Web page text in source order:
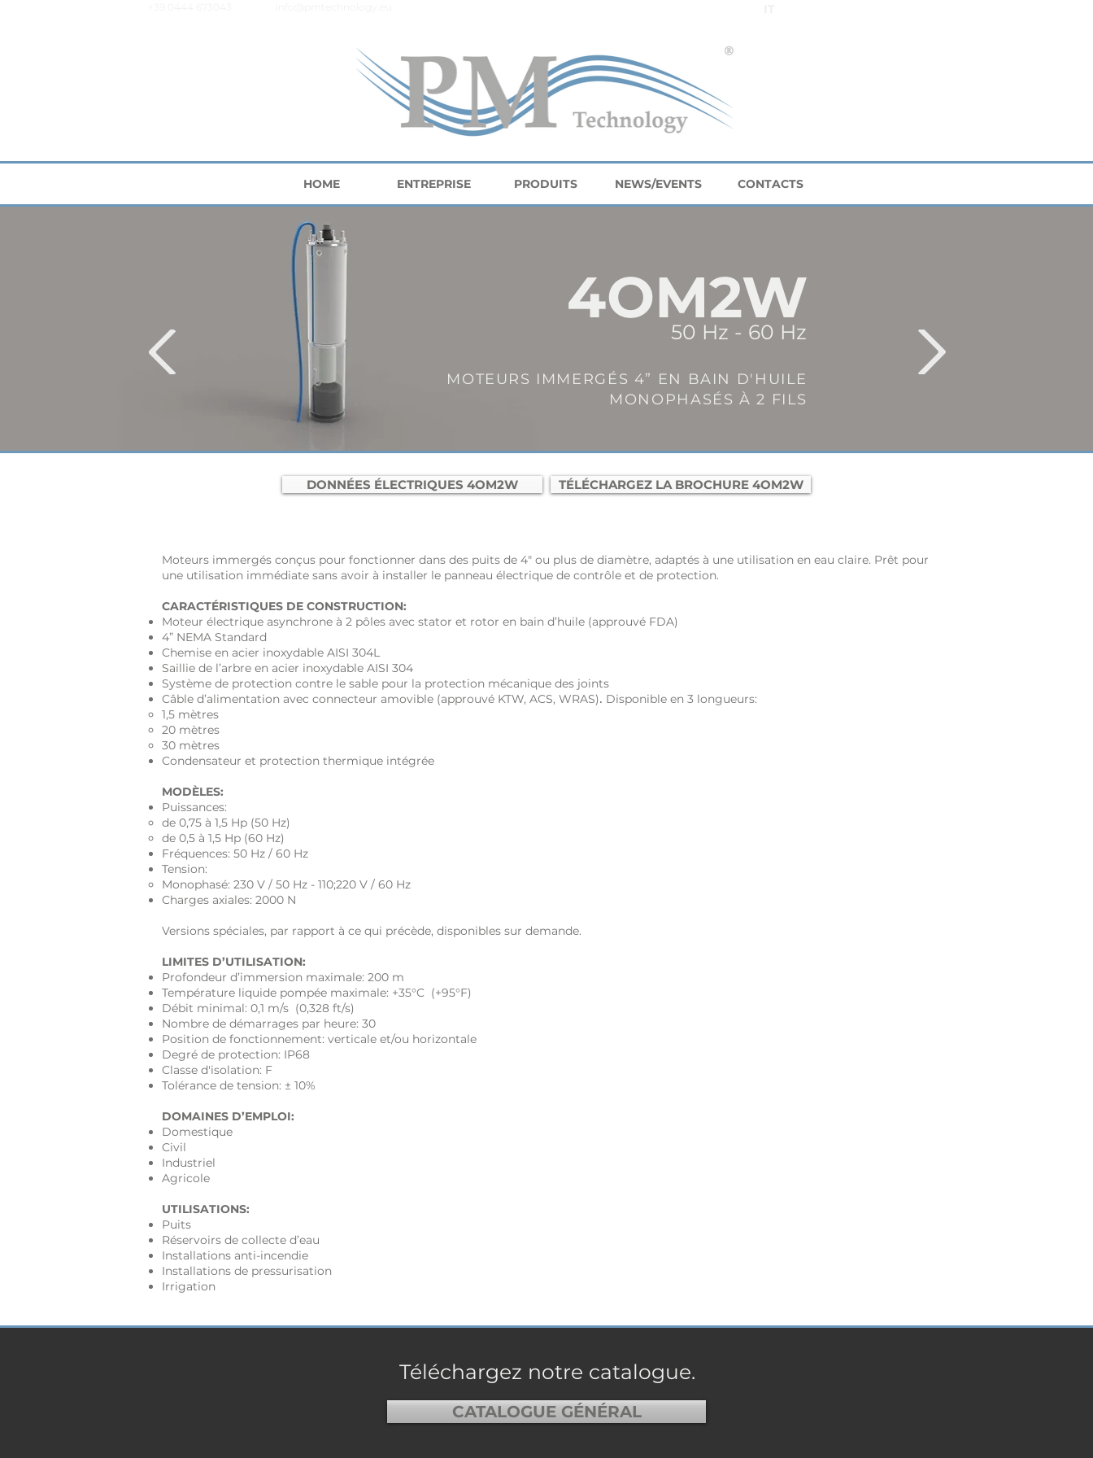
50 Hz - 60 Hz
4OM2W
MOTEURS IMMERGÉS 4” EN BAIN D'HUILE
MONOPHASÉS À 2 FILS
DONNÉES ÉLECTRIQUES 4OM2W TÉLÉCHARGEZ LA BROCHURE 4OM2W
Moteurs immergés conçus pour fonctionner dans des puits de 4" ou plus de diamètre, adaptés à une utilisation en eau claire. Prêt pour
une utilisation immédiate sans avoir à installer le panneau électrique de contrôle et de protection.
CARACTÉRISTIQUES DE CONSTRUCTION:
Moteur électrique asynchrone à 2 pôles avec stator et rotor en bain d’huile (approuvé FDA)
4” NEMA Standard
Chemise en acier inoxydable AISI 304L
Saillie de l’arbre en acier inoxydable AISI 304
Système de protection contre le sable pour la protection mécanique des joints
Câble d’alimentation avec connecteur amovible (approuvé KTW, ACS, WRAS). Disponible en 3 longueurs:​
​1,5 mètres
20 mètres
30 mètres
​Condensateur et protection thermique intégrée
MODÈLES:
Puissances:
de 0,75 à 1,5 Hp (50 Hz)
de 0,5 à 1,5 Hp (60 Hz)
Fréquences: 50 Hz / 60 Hz
Tension:
Monophasé: 230 V / 50 Hz - 110;220 V / 60 Hz
Charges axiales: 2000 N
Versions spéciales, par rapport à ce qui précède, disponibles sur demande.
LIMITES D’UTILISATION:
Profondeur d’immersion maximale: 200 m
Température liquide pompée maximale: +35°C (+95°F)
Débit minimal: 0,1 m/s (0,328 ft/s)
Nombre de démarrages par heure: 30
Position de fonctionnement: verticale et/ou horizontale
Degré de protection: IP68
Classe d'isolation: F
Tolérance de tension: ± 10%
DOMAINES D’EMPLOI:
Domestique
Civil
Industriel
Agricole
UTILISATIONS:
Puits
Réservoirs de collecte d’eau
Installations anti-incendie
Installations de pressurisation
Irrigation
Téléchargez notre catalogue.
CATALOGUE GÉNÉRAL
HOME ENTREPRISE PRODUITS NEWS/EVENTS CONTACTS